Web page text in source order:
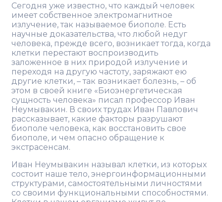
Сегодня уже известно, что каждый человек
имеет собственное электромагнитное
излучение, так называемое биополе. Есть
научные доказательства, что любой недуг
человека, прежде всего, возникает тогда, когда
клетки перестают воспроизводить
заложенное в них природой излучение и
переходя на другую частоту, заряжают ею
другие клетки, – так возникает болезнь, – об
этом в своей книге «Биоэнергетическая
сущность человека» писал профессор Иван
Неумывакин. В своих трудах Иван Павлович
рассказывает, какие факторы разрушают
биополе человека, как восстановить свое
биополе, и чем опасно обращение к
экстрасенсам.
Иван Неумывакин называл клетки, из которых
состоит наше тело, энергоинформационными
структурами, самостоятельными личностями
со своими функциональными способностями.